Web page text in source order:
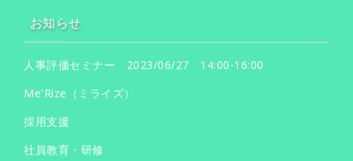
お知らせ
人事評価セミナー 2023/06/27 14:00-16:00
Me'Rize（ミライズ）
採用支援
社員教育・研修